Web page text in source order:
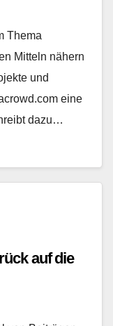
Thema
Mitteln nähern
und
eine
dazu…
auf die